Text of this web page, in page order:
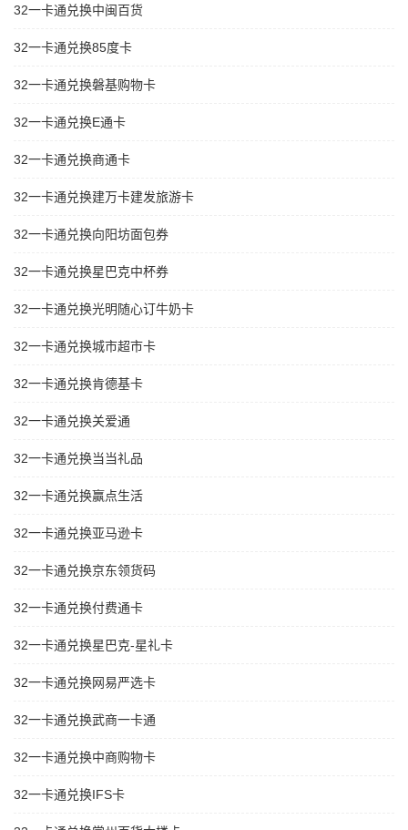
32一卡通兑换中闽百货
32一卡通兑换85度卡
32一卡通兑换磐基购物卡
32一卡通兑换E通卡
32一卡通兑换商通卡
32一卡通兑换建万卡建发旅游卡
32一卡通兑换向阳坊面包券
32一卡通兑换星巴克中杯券
32一卡通兑换光明随心订牛奶卡
32一卡通兑换城市超市卡
32一卡通兑换肯德基卡
32一卡通兑换关爱通
32一卡通兑换当当礼品
32一卡通兑换赢点生活
32一卡通兑换亚马逊卡
32一卡通兑换京东领货码
32一卡通兑换付费通卡
32一卡通兑换星巴克-星礼卡
32一卡通兑换网易严选卡
32一卡通兑换武商一卡通
32一卡通兑换中商购物卡
32一卡通兑换IFS卡